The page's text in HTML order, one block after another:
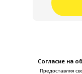
Предоставляя
Согласие на